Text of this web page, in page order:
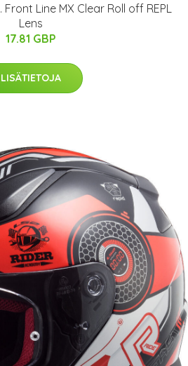
Line MX Clear Roll off REPL
Lens
17.81 GBP
LISÄTIETOJA